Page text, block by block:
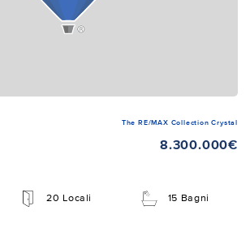
The RE/MAX Collection Crystal
8.300.000€
20 Locali 15 Bagni